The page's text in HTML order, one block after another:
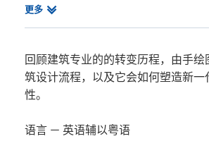
Certificate for Module (Parametric
更多相
回顾建筑专业的的转变历程，由手
筑设计流程，以及它会如何塑造新
性。
语言 － 英语辅以粤语